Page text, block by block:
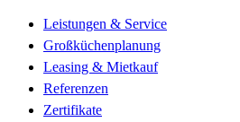
Leistungen & Service
Großküchenplanung
Leasing & Mietkauf
Referenzen
Zertifikate